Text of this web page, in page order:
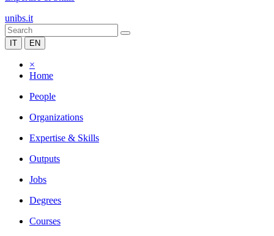
unibs.it
IT EN
×
Home
People
Organizations
Expertise & Skills
Outputs
Jobs
Degrees
Courses